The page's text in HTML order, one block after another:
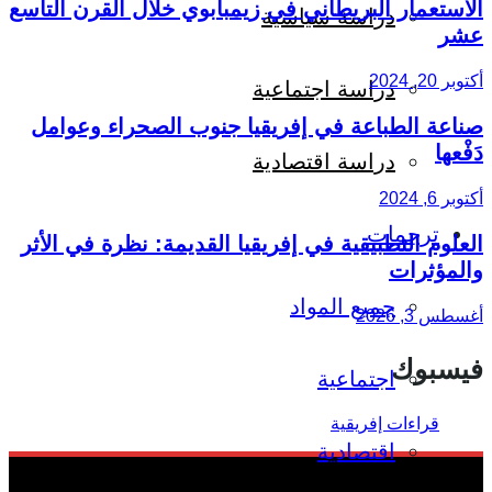
دراسة سياسية
دراسة اجتماعية
دراسة اقتصادية
ترجمات
جميع المواد
اجتماعية
اقتصادية
الاستعمار البريطاني في زيمبابوي خلال القرن التاسع
عشر
أكتوبر 20, 2024
صناعة الطباعة في إفريقيا جنوب الصحراء وعوامل
دَفْعها
أكتوبر 6, 2024
العلوم التطبيقية في إفريقيا القديمة: نظرة في الأثر
والمؤثرات
أغسطس 3, 2026
فيسبوك